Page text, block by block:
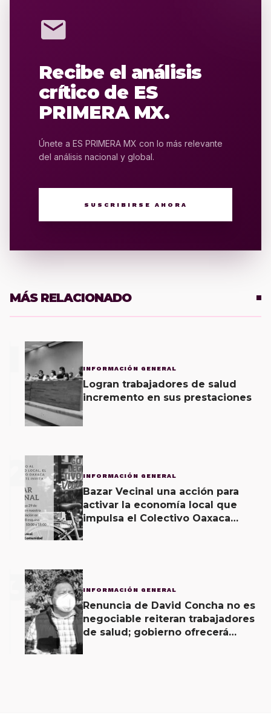
mail
Recibe el análisis
crítico de ES
PRIMERA MX.
Únete a ES PRIMERA MX con lo más relevante
del análisis nacional y global.
SUSCRIBIRSE AHORA
MÁS RELACIONADO
INFORMACIÓN GENERAL
Logran trabajadores de salud
incremento en sus prestaciones
2 INFORMACIÓN GENERAL
Bazar Vecinal una acción para
activar la economía local que
impulsa el Colectivo Oaxaca
3 INFORMACIÓN GENERAL
Renuncia de David Concha no es
negociable reiteran trabajadores
de salud; gobierno ofrecerá